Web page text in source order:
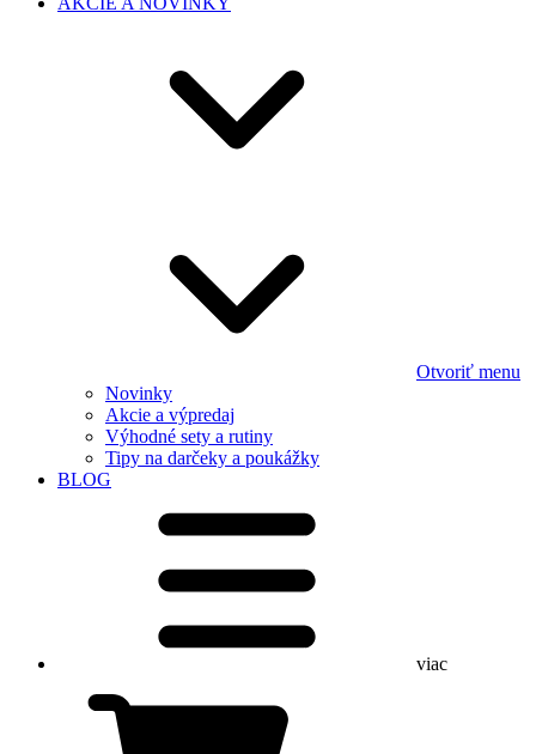
Otvoriť menu
Novinky
Akcie a výpredaj
Výhodné sety a rutiny
Tipy na darčeky a poukážky
BLOG
viac